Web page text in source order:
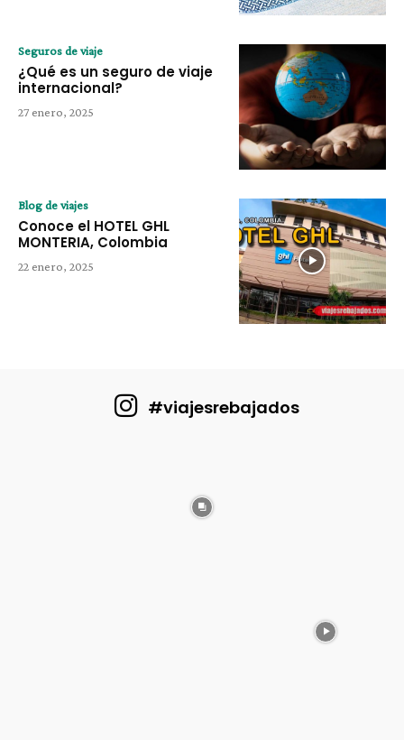
Seguros de viaje
¿Qué es un seguro de viaje
internacional?
27 enero, 2025
Blog de viajes
Conoce el HOTEL GHL
MONTERIA, Colombia
22 enero, 2025
#viajesrebajados